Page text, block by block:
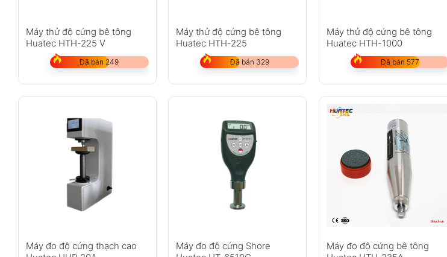
Máy thử độ cứng bê tông
Huatec HTH-225 V
Đã bán 249
Máy thử độ cứng bê tông
Huatec HTH-225
Đã bán 329
Máy thử độ cứng bê tông
Huatec HTH-1000
Đã bán 577
Máy đo độ cứng thạch cao
Máy đo độ cứng Shore
Máy đo độ cứng bê tông